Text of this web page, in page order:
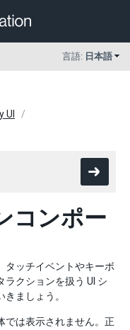
言語: 日本語
UI
コンポー
タッチイベントやキーボ
クションを扱う UI シ
ましょう。
では表示されません。正